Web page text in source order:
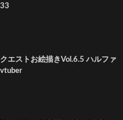
エストお絵描きVol.6.5 ハルファ